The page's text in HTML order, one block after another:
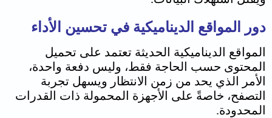
دور المواقع الديناميكية في تحسين الأداء
المواقع الديناميكية الحديثة تعتمد على تحميل
المحتوى حسب الحاجة فقط، وليس دفعة واحدة،
الأمر الذي يحد من زمن الانتظار ويسهل تجربة
التصفح، خاصةً على الأجهزة المحمولة ذات القدرات
المحدودة.